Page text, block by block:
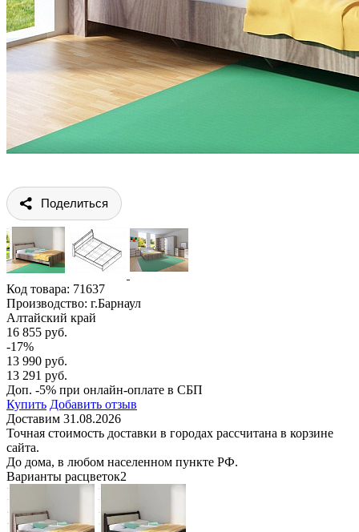
Поделиться
Код товара: 71637
Производство: г.Барнаул
Алтайский край
16 855 руб.
-17%
13 990 руб.
13 291 руб.
Доп. -5% при онлайн-оплате в СБП
Купить Добавить отзыв
Доставим 31.08.2026
Точная стоимость доставки в городах рассчитана в корзине
сайта.
До дома, в любом населенном пункте РФ.
Варианты расцветок2